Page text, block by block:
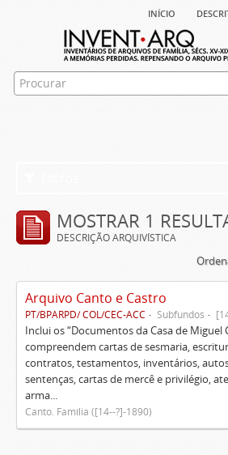
início
MOSTRAR 1
DESCRIÇÃO ARQUIVÍSTICA
Arquivo Canto e Castro
PT/BPARPD/ COL/CEC-ACC Subfundos
Inclui os “Documentos da Casa de Miguel
compreendem cartas de sesmaria,
contratos, testamentos, inventários,
sentenças, cartas de mercê e privilégio,
arma...
Canto. Família ([14--?]-1890)